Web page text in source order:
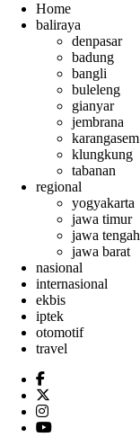
Home
baliraya
denpasar
badung
bangli
buleleng
gianyar
jembrana
karangasem
klungkung
tabanan
regional
yogyakarta
jawa timur
jawa tengah
jawa barat
nasional
internasional
ekbis
iptek
otomotif
travel